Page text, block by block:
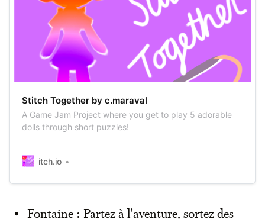
Stitch Together by c.maraval
A Game Jam Project where you get to play 5 adorable
dolls through short puzzles!
itch.io
Fontaine : Partez à l'aventure, sortez des